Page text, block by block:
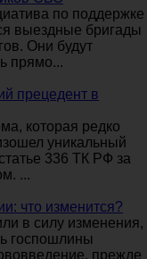
по поддержке
выездные бригады
Они будут
прямо...
прецедент в
которая редко
уникальный
336 ТК РФ за
...
что изменится?
в силу изменения,
госпошлины
прежде